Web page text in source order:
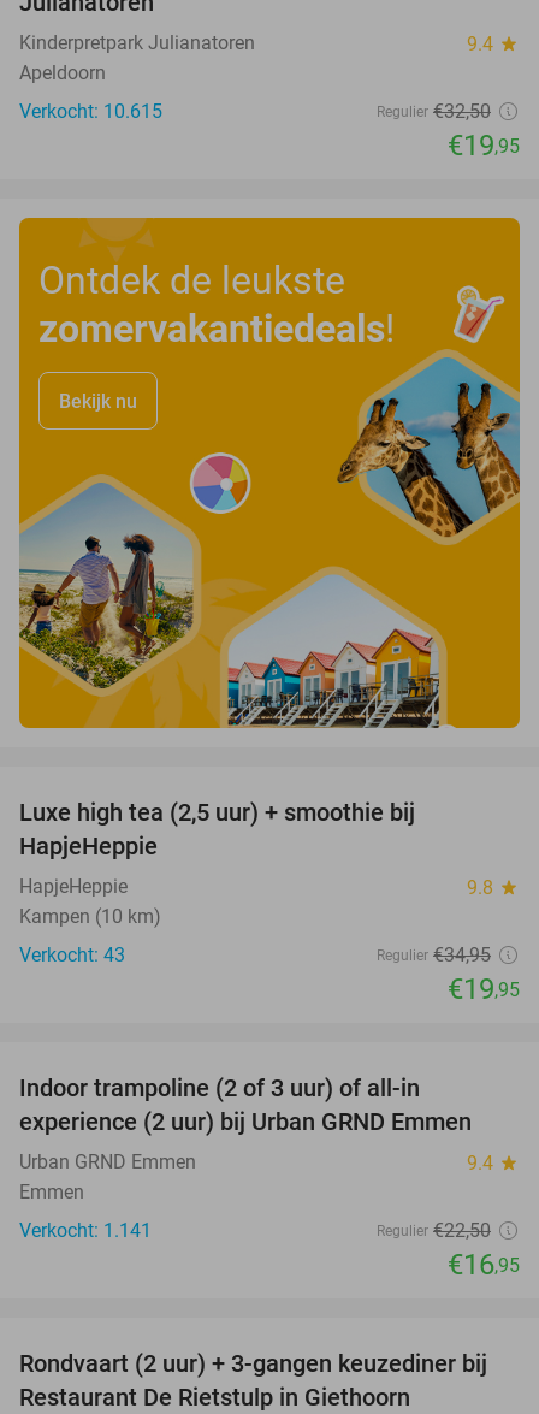
Kinderpretpark Julianatoren 9.4 star
Apeldoorn
Verkocht: 10.615
Regulier €32,50
€19,95
Ontdek de leukste
zomervakantiedeals!
Bekijk nu
Luxe high tea (2,5 uur) + smoothie bij
HapjeHeppie
HapjeHeppie 9.8 star
Kampen (10 km)
Verkocht: 43
Regulier €34,95
€19,95
Indoor trampoline (2 of 3 uur) of all-in
experience (2 uur) bij Urban GRND Emmen
Urban GRND Emmen 9.4 star
Emmen
Verkocht: 1.141
Regulier €22,50
€16,95
41%
Rondvaart (2 uur) + 3-gangen keuzediner bij
Restaurant De Rietstulp in Giethoorn